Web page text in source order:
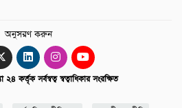
অনুসরণ করুন
২৪ কর্তৃক সর্বস্বত্ব স্বত্বাধিকার সংরক্ষিত